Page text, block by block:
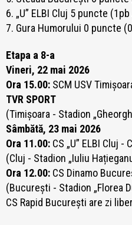
6. „U” ELBI Cluj 5 puncte
7. Gura Humorului 0 puncte
Etapa a 8-a
Vineri, 22 mai 2026
Ora 15.00: SCM USV
TVR SPORT
(Timișoara - Stadion
Sâmbătă, 23 mai 2026
Ora 11.00: CS „U” ELBI Cluj
(Cluj - Stadion „Iuliu
Ora 12.00: CS Dinamo
(București - Stadion „Florea
CS Rapid București are zi